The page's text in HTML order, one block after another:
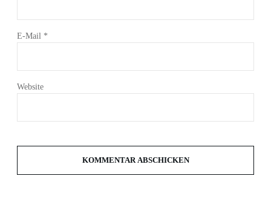
E-Mail *
Website
KOMMENTAR ABSCHICKEN